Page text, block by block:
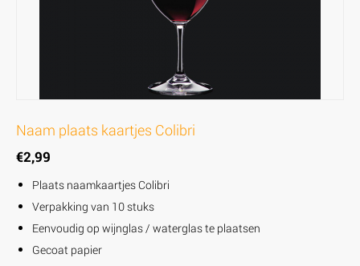
Naam plaats kaartjes Colibri
€2,99
Plaats naamkaartjes Colibri
Verpakking van 10 stuks
Eenvoudig op wijnglas / waterglas te plaatsen
Gecoat papier